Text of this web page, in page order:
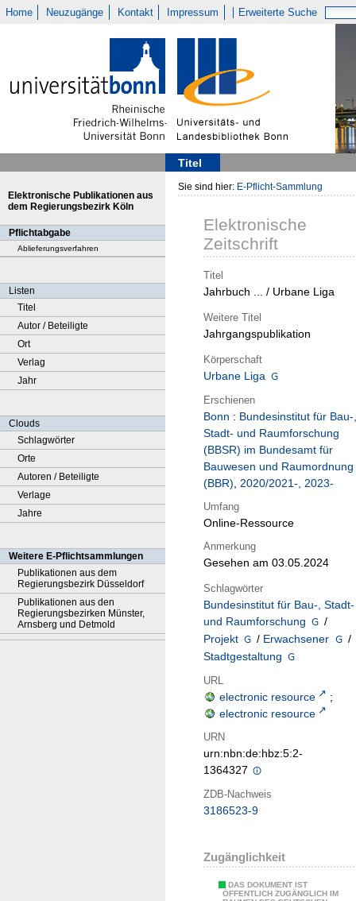
Home Neuzugänge Kontakt Impressum Erweiterte Suche
Titel
Elektronische Publikationen aus
dem Regierungsbezirk Köln
Pflichtabgabe
Ablieferungsverfahren
Listen
Titel
Autor / Beteiligte
Ort
Verlag
Jahr
Clouds
Schlagwörter
Orte
Autoren / Beteiligte
Verlage
Jahre
Weitere E-Pflichtsammlungen
Publikationen aus dem
Regierungsbezirk Düsseldorf
Publikationen aus den
Regierungsbezirken Münster,
Arnsberg und Detmold
Sie sind hier: E-Pflicht-Sammlung
Elektronische
Zeitschrift
Titel
Jahrbuch ... / Urbane Liga
Weitere Titel
Jahrgangspublikation
Körperschaft
Urbane Liga
Erschienen
Bonn : Bundesinstitut für Bau-,
Stadt- und Raumforschung
(BBSR) im Bundesamt für
Bauwesen und Raumordnung
(BBR), 2020/2021-, 2023-
Umfang
Online-Ressource
Anmerkung
Gesehen am 03.05.2024
Schlagwörter
Bundesinstitut für Bau-, Stadt-
und Raumforschung
/
Projekt
/ Erwachsener
/
Stadtgestaltung
URL
electronic resource
;
electronic resource
URN
urn:nbn:de:hbz:5:2-
1364327
ZDB-Nachweis
3186523-9
Zugänglichkeit
DAS DOKUMENT IST
ÖFFENTLICH ZUGÄNGLICH IM